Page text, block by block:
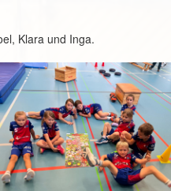
Klara und Inga.